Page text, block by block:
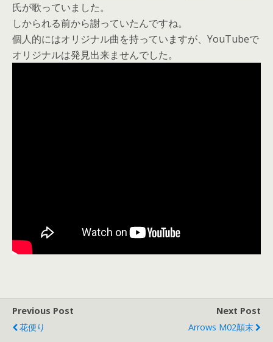
氏が歌っていました。
しかられる前から謝っていたんですね。
個人的にはオリジナル曲を持っていますが、YouTubeで
オリジナルは発見出来ませんでした。
Previous Post
花便り
Next Post
Arrows M02顛末